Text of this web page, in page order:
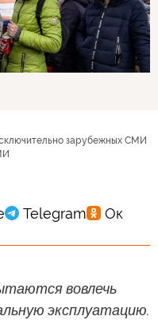
зарубежных СМИ
вовлечь
эксплуатацию.